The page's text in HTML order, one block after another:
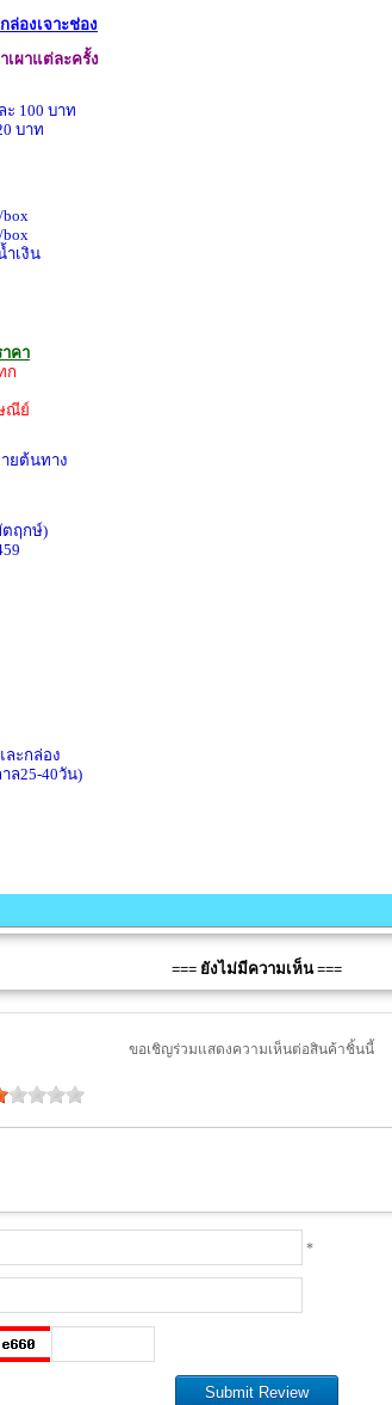
ล่องเจาะช่อง
เผาแต่ละครั้ง
ะ 100 บาท
บาท
box
box
ำเงิน
คา
ก
ณีย์
ยต้นทาง
ตฤกษ์)
ะกล่อง
ล25-40วัน)
=== ยังไม่มีความเห็น ===
ขอเชิญร่วมแสดงความเห็นต่อสินค้าชิ้นนี้
*